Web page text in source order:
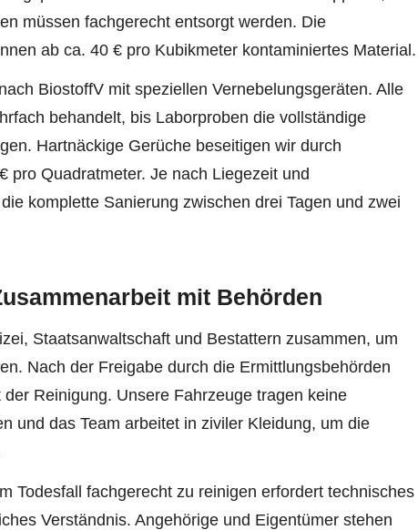
müssen fachgerecht entsorgt werden. Die
ab ca. 40 € pro Kubikmeter kontaminiertes Material.
BiostoffV mit speziellen Vernebelungsgeräten. Alle
behandelt, bis Laborproben die vollständige
Hartnäckige Gerüche beseitigen wir durch
pro Quadratmeter. Je nach Liegezeit und
komplette Sanierung zwischen drei Tagen und zwei
mit Behörden
Staatsanwaltschaft und Bestattern zusammen, um
Nach der Freigabe durch die Ermittlungsbehörden
Reinigung. Unsere Fahrzeuge tragen keine
und das Team arbeitet in ziviler Kleidung, um die
Todesfall fachgerecht zu reinigen erfordert technisches
Verständnis. Angehörige und Eigentümer stehen